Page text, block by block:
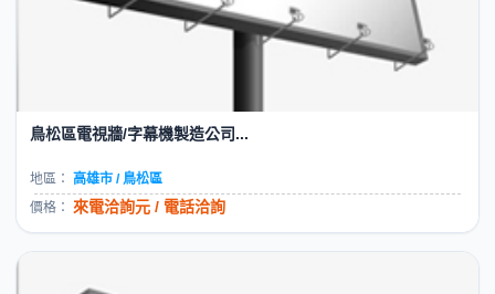
鳥松區電視牆/字幕機製造公司...
地區： 高雄市 / 鳥松區
價格： 來電洽詢元 / 電話洽詢